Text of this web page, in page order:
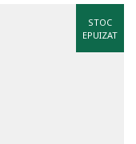
STOC
EPUIZAT